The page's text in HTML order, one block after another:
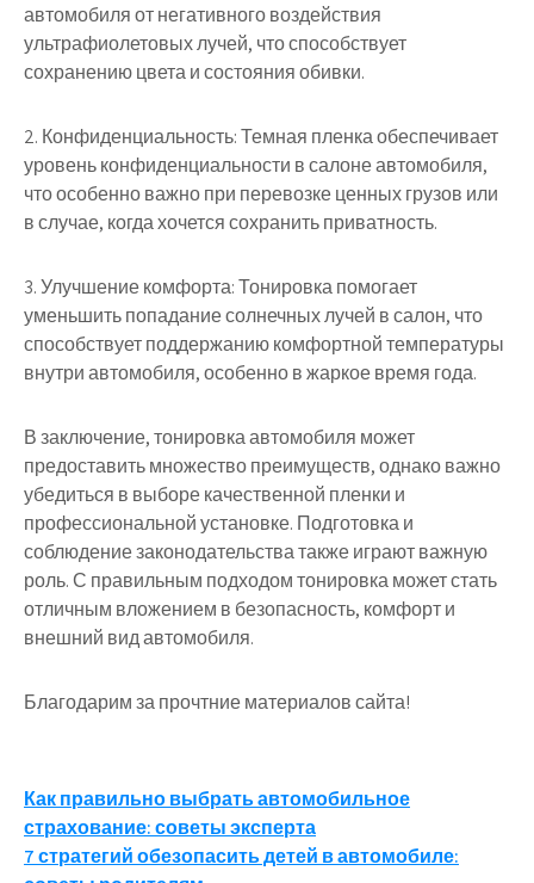
автомобиля от негативного воздействия
ультрафиолетовых лучей, что способствует
сохранению цвета и состояния обивки.
2. Конфиденциальность: Темная пленка обеспечивает
уровень конфиденциальности в салоне автомобиля,
что особенно важно при перевозке ценных грузов или
в случае, когда хочется сохранить приватность.
3. Улучшение комфорта: Тонировка помогает
уменьшить попадание солнечных лучей в салон, что
способствует поддержанию комфортной температуры
внутри автомобиля, особенно в жаркое время года.
В заключение, тонировка автомобиля может
предоставить множество преимуществ, однако важно
убедиться в выборе качественной пленки и
профессиональной установке. Подготовка и
соблюдение законодательства также играют важную
роль. С правильным подходом тонировка может стать
отличным вложением в безопасность, комфорт и
внешний вид автомобиля.
Благодарим за прочтние материалов сайта!
Навигация
по
Как правильно выбрать автомобильное
страхование: советы эксперта
7 стратегий обезопасить детей в автомобиле: